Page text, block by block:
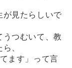
が見たらしいで
うつむいて、教
、
ます」って言